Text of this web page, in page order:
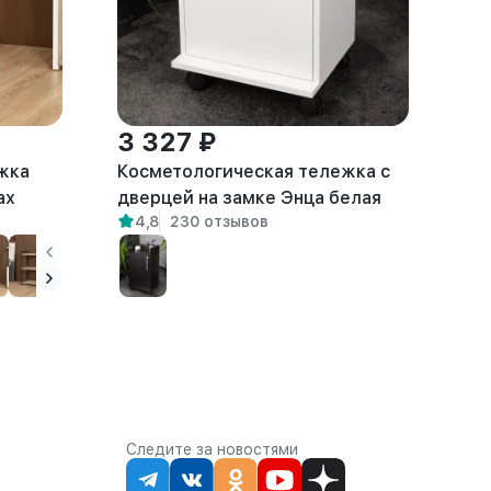
3 327 ₽
Косметологическая тележка с
дверцей на замке Энца белая
4,8 230 отзывов
Следите за новостями